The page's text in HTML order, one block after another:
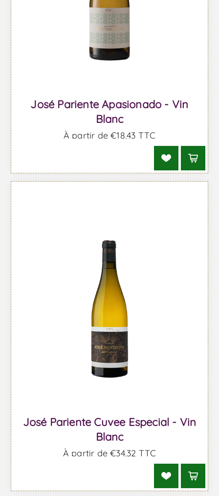
José Pariente Apasionado - Vin
Blanc
À partir de €18,43 TTC
José Pariente Cuvee Especial - Vin
Blanc
À partir de €34,32 TTC